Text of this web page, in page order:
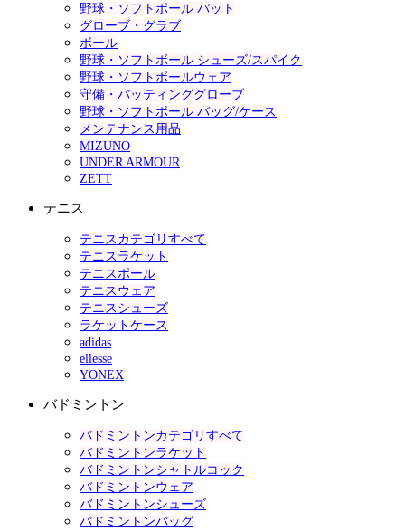
野球・ソフトボール バット
グローブ・グラブ
ボール
野球・ソフトボール シューズ/スパイク
野球・ソフトボールウェア
守備・バッティンググローブ
野球・ソフトボール バッグ/ケース
メンテナンス用品
MIZUNO
UNDER ARMOUR
ZETT
テニス
テニスカテゴリすべて
テニスラケット
テニスボール
テニスウェア
テニスシューズ
ラケットケース
adidas
ellesse
YONEX
バドミントン
バドミントンカテゴリすべて
バドミントンラケット
バドミントンシャトルコック
バドミントンウェア
バドミントンシューズ
バドミントンバッグ